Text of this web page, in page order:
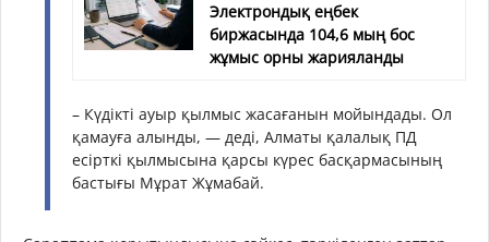
Электрондық еңбек
биржасында 104,6 мың бос
жұмыс орны жарияланды
– Күдікті ауыр қылмыс жасағанын мойындады. Ол
қамауға алынды, — деді, Алматы қалалық ПД
есірткі қылмысына қарсы күрес басқармасының
бастығы Мұрат Жұмабай.